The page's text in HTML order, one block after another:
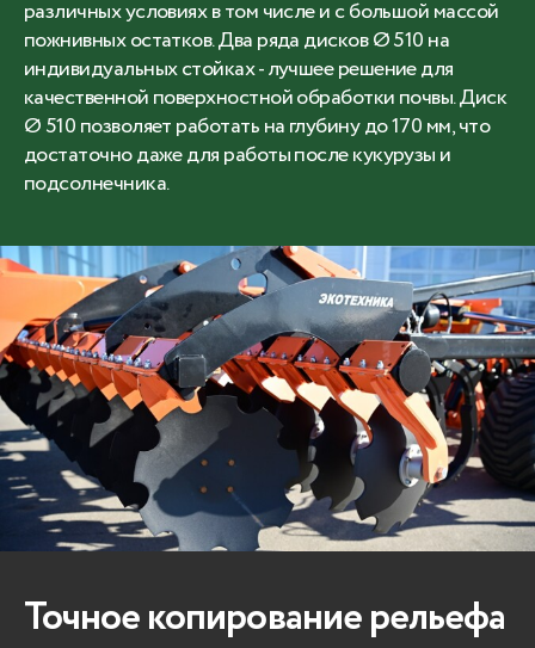
различных условиях в том числе и с большой массой
пожнивных остатков. Два ряда дисков Ø 510 на
индивидуальных стойках - лучшее решение для
качественной поверхностной обработки почвы. Диск
Ø 510 позволяет работать на глубину до 170 мм, что
достаточно даже для работы после кукурузы и
подсолнечника.
Точное копирование рельефа